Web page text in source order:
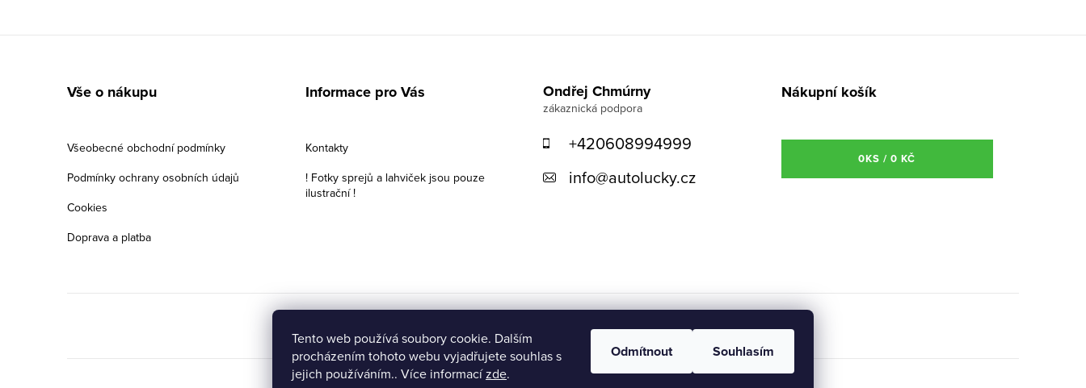
Tento web používá soubory cookie. Dalším
procházením tohoto webu vyjadřujete souhlas s
jejich používáním.. Více informacízde.
Odmítnout Souhlasím
Vše o nákupu
Všeobecné obchodní podmínky
Podmínky ochrany osobních údajů
Cookies
Doprava a platba
Informace pro Vás
Kontakty
! Fotky sprejů a lahviček jsou pouze
ilustrační !
Ondřej Chmúrny
+420608994999
info@autolucky.cz
Nákupní košík
0KS /0 KČ